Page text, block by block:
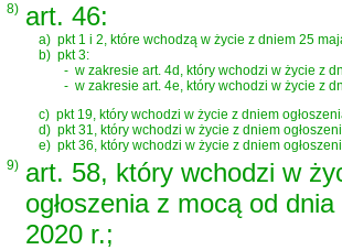
8) art. 46:
a) pkt 1 i 2, które wchodzą w życie z dniem 25
b) pkt 3:
- w zakresie art. 4d, który wchodzi w życie z
- w zakresie art. 4e, który wchodzi w życie z
c) pkt 19, który wchodzi w życie z dniem
d) pkt 31, który wchodzi w życie z dniem
e) pkt 36, który wchodzi w życie z dniem
9) art. 58, który wchodzi w
ogłoszenia z mocą od
2020 r.;